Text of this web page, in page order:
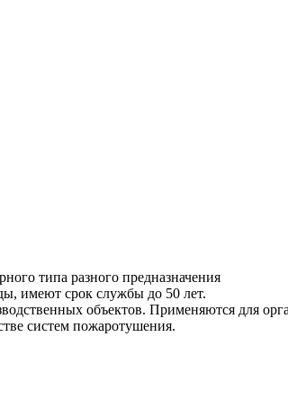
типа разного предназначения
имеют срок службы до 50 лет.
объектов. Применяются для
систем пожаротушения.